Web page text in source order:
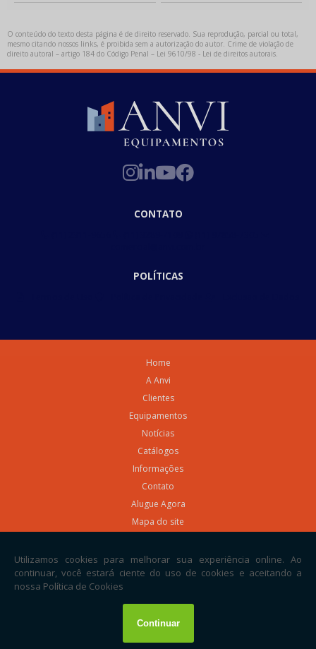
O conteúdo do texto desta página é de direito reservado. Sua reprodução, parcial ou total,
mesmo citando nossos links, é proibida sem a autorização do autor. Crime de violação de
direito autoral – artigo 184 do Código Penal – Lei 9610/98 - Lei de direitos autorais.
CONTATO
POLÍTICAS
Home
A Anvi
Clientes
Equipamentos
Notícias
Catálogos
Informações
Contato
Alugue Agora
Mapa do site
Política de Privacidade
Exclusão de Dados